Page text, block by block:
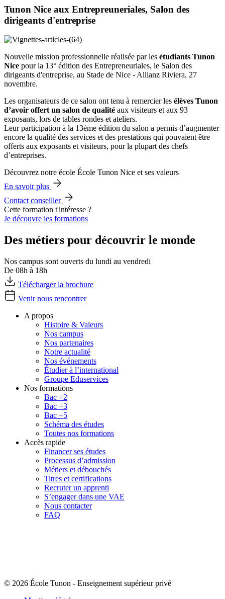
Tunon Nice aux Entrepreuneriales, Salon des
dirigeants d'entreprise
Nouvelle mission professionnelle réalisée par les étudiants Tunon
Nice pour la 13° édition des Entrepreneuriales, le Salon des
dirigeants d'entreprise, au Stade de Nice - Allianz Riviera, 27
novembre.
Les organisateurs de ce salon ont tenu à remercier les élèves Tunon
d’avoir offert un salon de qualité aux visiteurs et aux 93
exposants, lors de tables rondes et ateliers.
Leur participation à la 13ème édition du salon a permis d’augmenter
encore la qualité des services et des prestations qui pouvaient être
offerts aux exposants et visiteurs, pour la plupart des chefs
d’entreprises.
Découvrez notre école École Tunon Nice et ses valeurs
En savoir plus
Contact conseiller
Cette formation t'intéresse ?
Je découvre les formations
Des métiers pour découvrir le monde
Nos campus sont ouverts du lundi au vendredi
De 08h à 18h
Télécharger la brochure
Venir nous rencontrer
A propos
Histoire & Valeurs
Nos campus
Nos partenaires
Notre actualité
Nos événements
Étudier à l’international
Groupe Eduservices
Nos formations
Bac +2
Bac +3
Bac +5
Schéma des études
Toutes nos formations
Accès rapide
Financer ses études
Processus d’admission
Métiers et débouchés
Titres et certifications
Recruter un apprenti
S’engager dans une VAE
Nous contacter
FAQ
© 2026 École Tunon - Enseignement supérieur privé